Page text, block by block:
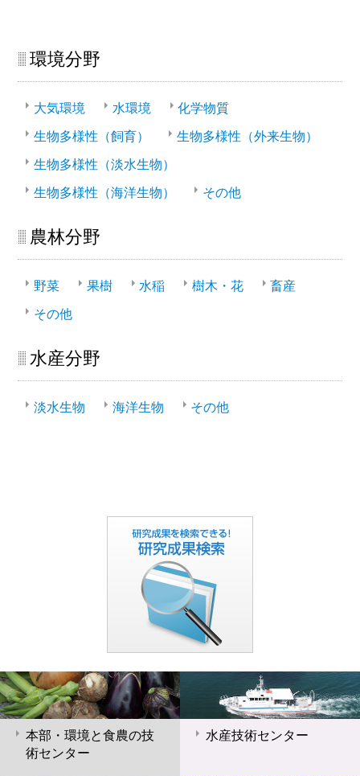
環境分野
大気環境 水環境 化学物質
生物多様性（飼育） 生物多様性（外来生物）
生物多様性（淡水生物）
生物多様性（海洋生物） その他
農林分野
野菜 果樹 水稲 樹木・花 畜産
その他
水産分野
淡水生物 海洋生物 その他
本部・環境と食農の技
術センター
水産技術センター